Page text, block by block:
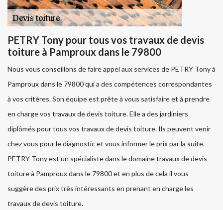
PETRY Tony pour tous vos travaux de devis
toiture à Pamproux dans le 79800
Nous vous conseillons de faire appel aux services de PETRY Tony à
Pamproux dans le 79800 qui a des compétences correspondantes
à vos critères. Son équipe est prête à vous satisfaire et à prendre
en charge vos travaux de devis toiture. Elle a des jardiniers
diplômés pour tous vos travaux de devis toiture. Ils peuvent venir
chez vous pour le diagnostic et vous informer le prix par la suite.
PETRY Tony est un spécialiste dans le domaine travaux de devis
toiture à Pamproux dans le 79800 et en plus de cela il vous
suggère des prix très intéressants en prenant en charge les
travaux de devis toiture.